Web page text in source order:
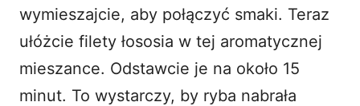
wymieszajcie, aby połączyć smaki. Teraz
ułóżcie filety łososia w tej aromatycznej
mieszance. Odstawcie je na około 15
minut. To wystarczy, by ryba nabrała